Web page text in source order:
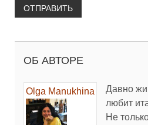
ОТПРАВИТЬ
ОБ АВТОРЕ
Olga Manukhina
Давно
любит
Не